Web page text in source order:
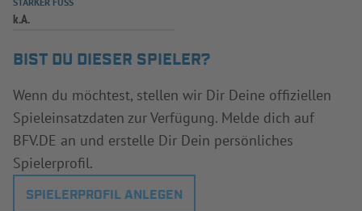
k.A.
BIST DU DIESER SPIELER?
Wenn du möchtest, stellen wir Dir Deine offiziellen
Spieleinsatzdaten zur Verfügung. Melde dich auf
BFV.DE an und erstelle Dir Dein persönliches
Spielerprofil.
SPIELERPROFIL ANLEGEN